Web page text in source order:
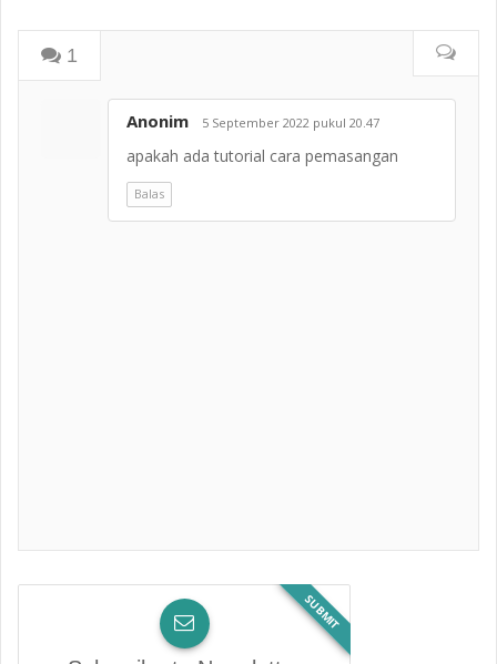
1
Anonim 5 September 2022 pukul 20.47
apakah ada tutorial cara pemasangan
Balas
SUBMIT